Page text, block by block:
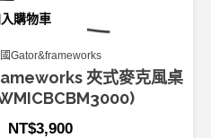
購物車
Gator&frameworks
夾式麥克風桌
NT$3,900